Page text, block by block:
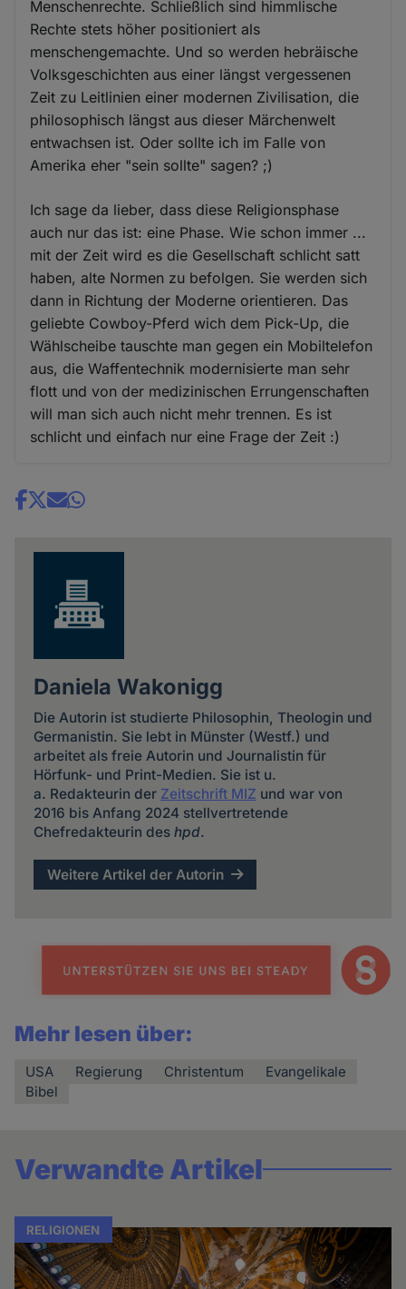
Menschenrechte. Schließlich sind himmlische
Rechte stets höher positioniert als
menschengemachte. Und so werden hebräische
Volksgeschichten aus einer längst vergessenen
Zeit zu Leitlinien einer modernen Zivilisation, die
philosophisch längst aus dieser Märchenwelt
entwachsen ist. Oder sollte ich im Falle von
Amerika eher "sein sollte" sagen? ;)
Ich sage da lieber, dass diese Religionsphase
auch nur das ist: eine Phase. Wie schon immer ...
mit der Zeit wird es die Gesellschaft schlicht satt
haben, alte Normen zu befolgen. Sie werden sich
dann in Richtung der Moderne orientieren. Das
geliebte Cowboy-Pferd wich dem Pick-Up, die
Wählscheibe tauschte man gegen ein Mobiltelefon
aus, die Waffentechnik modernisierte man sehr
flott und von der medizinischen Errungenschaften
will man sich auch nicht mehr trennen. Es ist
schlicht und einfach nur eine Frage der Zeit :)
Share
Daniela Wakonigg
Die Autorin ist studierte Philosophin, Theologin und
Germanistin. Sie lebt in Münster (Westf.) und
arbeitet als freie Autorin und Journalistin für
Hörfunk- und Print-Medien. Sie ist u.
a. Redakteurin der Zeitschrift MIZ und war von
2016 bis Anfang 2024 stellvertretende
Chefredakteurin des hpd.
Weitere Artikel der Autorin
Mehr lesen über:
USA Regierung Christentum
Evangelikale
Bibel
Verwandte Artikel
RELIGIONEN